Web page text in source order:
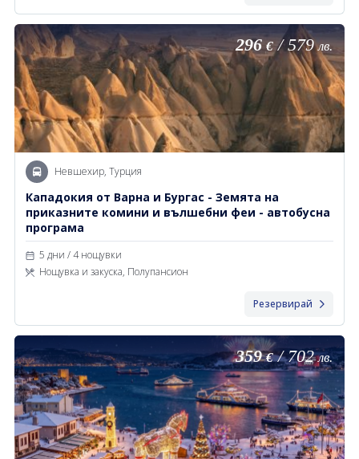
296 €/579 лв.
Невшехир, Турция
Кападокия от Варна и Бургас - Земята на
приказните комини и вълшебни феи - автобусна
програма
5 дни / 4 нощувки
Нощувка и закуска, Полупансион
Резервирай
359 €/702 лв.